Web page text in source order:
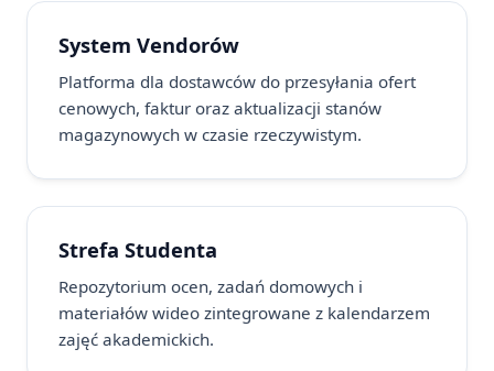
System Vendorów
Platforma dla dostawców do przesyłania ofert
cenowych, faktur oraz aktualizacji stanów
magazynowych w czasie rzeczywistym.
Strefa Studenta
Repozytorium ocen, zadań domowych i
materiałów wideo zintegrowane z kalendarzem
zajęć akademickich.